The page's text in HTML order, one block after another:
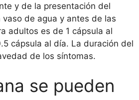
y de la presentación del
de agua y antes de las
adultos es de 1 cápsula al
cápsula al día. La duración del
de los síntomas.
se pueden